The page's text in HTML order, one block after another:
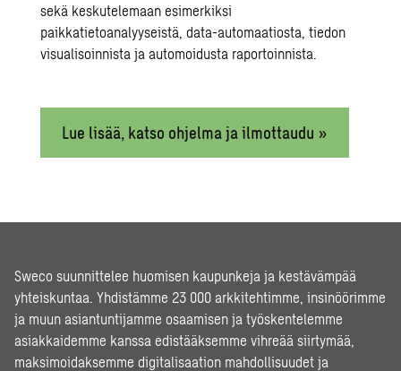
sekä keskutelemaan esimerkiksi
paikkatietoanalyyseistä, data-automaatiosta, tiedon
visualisoinnista ja automoidusta raportoinnista.
Lue lisää, katso ohjelma ja ilmottaudu »
Sweco suunnittelee huomisen kaupunkeja ja kestävämpää
yhteiskuntaa. Yhdistämme 23 000 arkkitehtimme, insinöörimme
ja muun asiantuntijamme osaamisen ja työskentelemme
asiakkaidemme kanssa edistääksemme vihreää siirtymää,
maksimoidaksemme digitalisaation mahdollisuudet ja